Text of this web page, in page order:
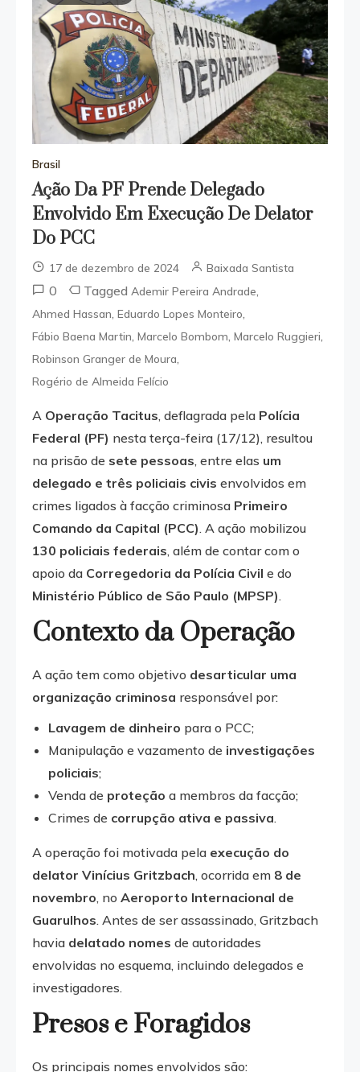
Brasil
Ação Da PF Prende Delegado
Envolvido Em Execução De Delator
Do PCC
17 de dezembro de 2024 Baixada Santista
0 Tagged Ademir Pereira Andrade,
Ahmed Hassan, Eduardo Lopes Monteiro,
Fábio Baena Martin, Marcelo Bombom, Marcelo Ruggieri,
Robinson Granger de Moura,
Rogério de Almeida Felício
A Operação Tacitus, deflagrada pela Polícia
Federal (PF) nesta terça-feira (17/12), resultou
na prisão de sete pessoas, entre elas um
delegado e três policiais civis envolvidos em
crimes ligados à facção criminosa Primeiro
Comando da Capital (PCC). A ação mobilizou
130 policiais federais, além de contar com o
apoio da Corregedoria da Polícia Civil e do
Ministério Público de São Paulo (MPSP).
Contexto da Operação
A ação tem como objetivo desarticular uma
organização criminosa responsável por:
Lavagem de dinheiro para o PCC;
Manipulação e vazamento de investigações
policiais;
Venda de proteção a membros da facção;
Crimes de corrupção ativa e passiva.
A operação foi motivada pela execução do
delator Vinícius Gritzbach, ocorrida em 8 de
novembro, no Aeroporto Internacional de
Guarulhos. Antes de ser assassinado, Gritzbach
havia delatado nomes de autoridades
envolvidas no esquema, incluindo delegados e
investigadores.
Presos e Foragidos
Os principais nomes envolvidos são: